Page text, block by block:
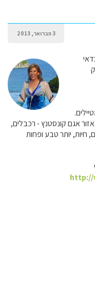
3 פברואר, 2013
אגם קונסטנץ - רכבלים,
חיות, יותר טבע ופחות
http://